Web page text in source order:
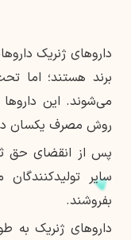
داروهای ژنریک
برند هستند؛ اما
می‌شوند. این
روش مصرف یکسان
پس از انقضای حق
سایر
بفروشند.
داروهای ژنریک به